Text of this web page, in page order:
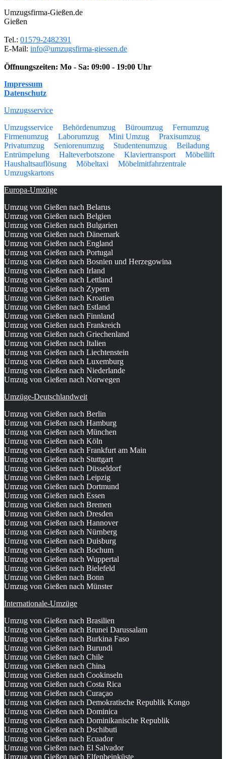
Umzugsfirma-Gießen.de
Gießen
Tel.: 01579-2482391
E-Mail: info@umzugsfirma-giessen.de
Öffnungszeiten: Mo - Sa: 09:00 - 19:00 Uhr
Impressum
Datenschutz
Umzugsservice
Umzugsservice
Behördenumzug Büroumzug
Fernumzug
Firmenumzug
Laborumzug Mini Umzug
Praxisumzug
Privatumzug
Seniorenumzug Studentenumzug
Beiladung
Entrümpelung
Halteverbotszone Klaviertransport
Möbellift
Haushaltsauflösung
Möbeltaxi
Möbelmitfahrzentrale
Umzugskartons
Europa-Umzüge
Umzug von Gießen nach Belarus
Umzug von Gießen nach Belgien
Umzug von Gießen nach Bulgarien
Umzug von Gießen nach Dänemark
Umzug von Gießen nach England
Umzug von Gießen nach Portugal
Umzug von Gießen nach Bosnien und Herzegowina
Umzug von Gießen nach Irland
Umzug von Gießen nach Lettland
Umzug von Gießen nach Zypern
Umzug von Gießen nach Kroatien
Umzug von Gießen nach Estland
Umzug von Gießen nach Finnland
Umzug von Gießen nach Frankreich
Umzug von Gießen nach Griechenland
Umzug von Gießen nach Italien
Umzug von Gießen nach Liechtenstein
Umzug von Gießen nach Luxemburg
Umzug von Gießen nach Niederlande
Umzug von Gießen nach Norwegen
Umzüge-Deutschlandweit
Umzug von Gießen nach Berlin
Umzug von Gießen nach Hamburg
Umzug von Gießen nach München
Umzug von Gießen nach Köln
Umzug von Gießen nach Frankfurt am Main
Umzug von Gießen nach Stuttgart
Umzug von Gießen nach Düsseldorf
Umzug von Gießen nach Leipzig
Umzug von Gießen nach Dortmund
Umzug von Gießen nach Essen
Umzug von Gießen nach Bremen
Umzug von Gießen nach Dresden
Umzug von Gießen nach Hannover
Umzug von Gießen nach Nürnberg
Umzug von Gießen nach Duisburg
Umzug von Gießen nach Bochum
Umzug von Gießen nach Wuppertal
Umzug von Gießen nach Bielefeld
Umzug von Gießen nach Bonn
Umzug von Gießen nach Münster
Internationale-Umzüge
Umzug von Gießen nach Brasilien
Umzug von Gießen nach Brunei Darussalam
Umzug von Gießen nach Burkina Faso
Umzug von Gießen nach Burundi
Umzug von Gießen nach Chile
Umzug von Gießen nach China
Umzug von Gießen nach Cookinseln
Umzug von Gießen nach Costa Rica
Umzug von Gießen nach Curaçao
Umzug von Gießen nach Demokratische Republik Kongo
Umzug von Gießen nach Dominica
Umzug von Gießen nach Dominikanische Republik
Umzug von Gießen nach Dschibuti
Umzug von Gießen nach Ecuador
Umzug von Gießen nach El Salvador
Umzug von Gießen nach Elfenbeinküste